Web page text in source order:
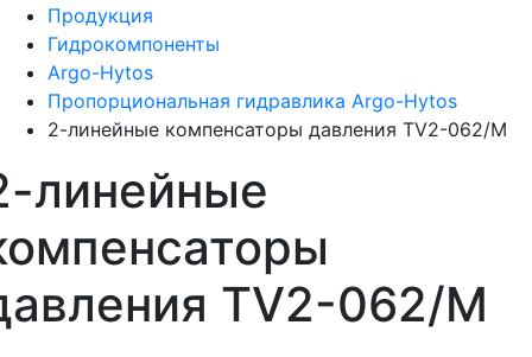
Продукция
Гидрокомпоненты
Argo-Hytos
Пропорциональная гидравлика Argo-Hytos
2-линейные компенсаторы давления TV2-062/M
линейные
TV2-062/M